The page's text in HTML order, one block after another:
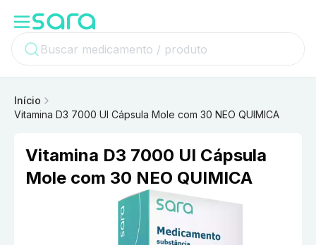
Início
Vitamina D3 7000 UI Cápsula Mole com 30 NEO QUIMICA
Vitamina D3 7000 UI Cápsula
Mole com 30 NEO QUIMICA